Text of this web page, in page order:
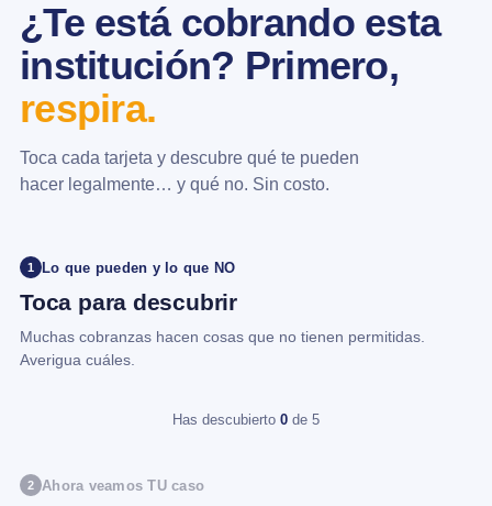
¿Te está cobrando esta
institución? Primero,
respira.
Toca cada tarjeta y descubre qué te pueden
hacer legalmente… y qué no. Sin costo.
1 Lo que pueden y lo que NO
Toca para descubrir
Muchas cobranzas hacen cosas que no tienen permitidas.
Averigua cuáles.
Has descubierto 0 de 5
2 Ahora veamos TU caso